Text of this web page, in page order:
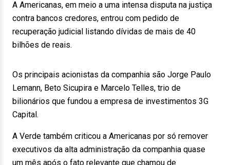
A Americanas, em meio a uma intensa disputa na justiça
contra bancos credores, entrou com pedido de
recuperação judicial listando dívidas de mais de 40
bilhões de reais.
Os principais acionistas da companhia são Jorge Paulo
Lemann, Beto Sicupira e Marcelo Telles, trio de
bilionários que fundou a empresa de investimentos 3G
Capital.
A Verde também criticou a Americanas por só remover
executivos da alta administração da companhia quase
um mês após o fato relevante que chamou de